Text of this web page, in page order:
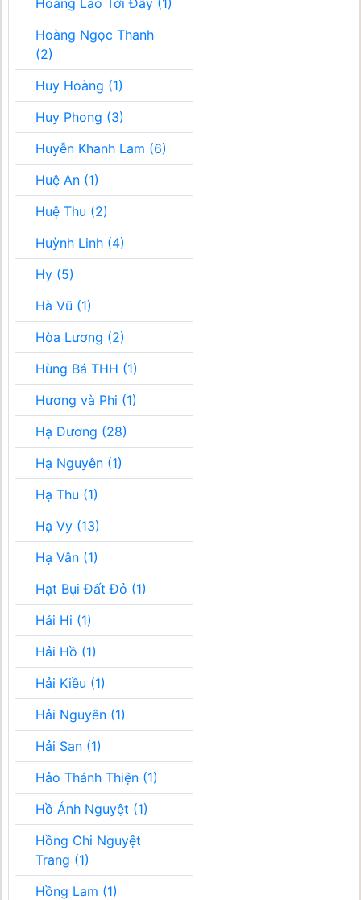
Hoàng Lão Tới Đây (1)
Hoàng Ngọc Thanh
(2)
Huy Hoàng (1)
Huy Phong (3)
Huyễn Khanh Lam (6)
Huệ An (1)
Huệ Thu (2)
Huỳnh Linh (4)
Hy (5)
Hà Vũ (1)
Hòa Lương (2)
Hùng Bá THH (1)
Hương và Phi (1)
Hạ Dương (28)
Hạ Nguyên (1)
Hạ Thu (1)
Hạ Vy (13)
Hạ Vân (1)
Hạt Bụi Đất Đỏ (1)
Hải Hi (1)
Hải Hồ (1)
Hải Kiều (1)
Hải Nguyên (1)
Hải San (1)
Hảo Thánh Thiện (1)
Hồ Ánh Nguyệt (1)
Hồng Chi Nguyệt
Trang (1)
Hồng Lam (1)